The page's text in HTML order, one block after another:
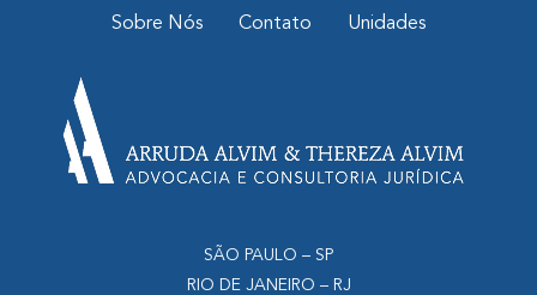
Sobre Nós Contato Unidades
SÃO PAULO – SP
RIO DE JANEIRO – RJ